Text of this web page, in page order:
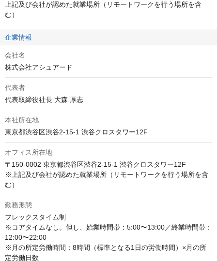
上記及び会社が認めた就業場所（リモートワークを行う場所を含
む）
企業情報
会社名
株式会社アシュアード
代表者
代表取締役社長 大森 厚志
本社所在地
東京都渋谷区渋谷2-15-1 渋谷クロスタワー12F
オフィス所在地
〒150-0002 東京都渋谷区渋谷2-15-1 渋谷クロスタワー12F
※上記及び会社が認めた就業場所（リモートワークを行う場所を含
む）
勤務形態
フレックスタイム制
※コアタイムなし。但し、始業時間帯：5:00〜13:00／終業時間帯：
12:00〜22:00
※月の所定労働時間：8時間（標準となる1日の労働時間）×月の所